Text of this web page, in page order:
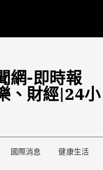
費惹議 梁文傑回「只能靠嘴巴」
網-即時報
、財經|24小
國際消息 健康生活